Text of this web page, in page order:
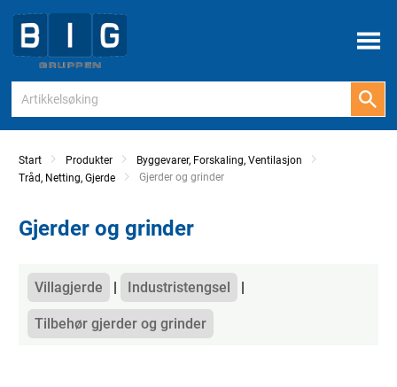
Meny
Start Produkter
Byggevarer, Forskaling, Ventilasjon
Tråd, Netting, Gjerde
Current:
Gjerder og grinder
Gjerder og grinder
Kategorier
Villagjerde Industristengsel
Tilbehør gjerder og grinder